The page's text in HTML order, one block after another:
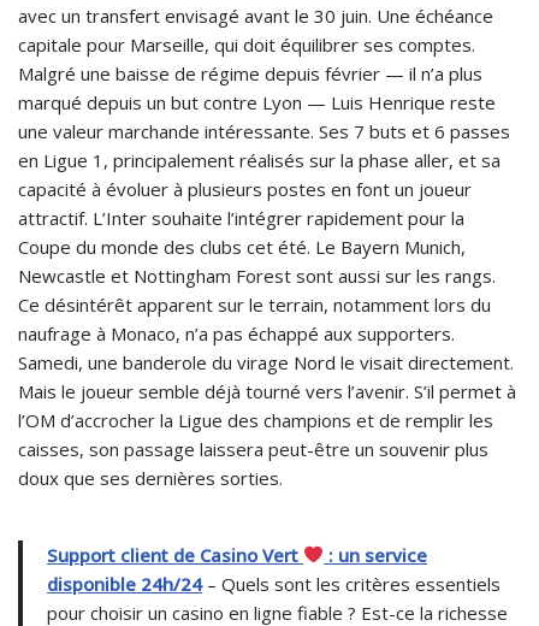
avec un transfert envisagé avant le 30 juin. Une échéance
capitale pour Marseille, qui doit équilibrer ses comptes.
Malgré une baisse de régime depuis février — il n’a plus
marqué depuis un but contre Lyon — Luis Henrique reste
une valeur marchande intéressante. Ses 7 buts et 6 passes
en Ligue 1, principalement réalisés sur la phase aller, et sa
capacité à évoluer à plusieurs postes en font un joueur
attractif. L’Inter souhaite l’intégrer rapidement pour la
Coupe du monde des clubs cet été. Le Bayern Munich,
Newcastle et Nottingham Forest sont aussi sur les rangs.
Ce désintérêt apparent sur le terrain, notamment lors du
naufrage à Monaco, n’a pas échappé aux supporters.
Samedi, une banderole du virage Nord le visait directement.
Mais le joueur semble déjà tourné vers l’avenir. S’il permet à
l’OM d’accrocher la Ligue des champions et de remplir les
caisses, son passage laissera peut-être un souvenir plus
doux que ses dernières sorties.
Support client de Casino Vert
: un service
disponible 24h/24– Quels sont les critères essentiels
pour choisir un casino en ligne fiable ? Est-ce la richesse